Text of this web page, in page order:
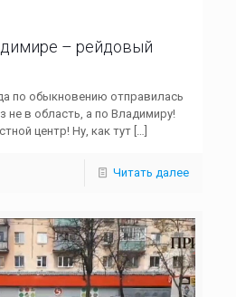
– рейдовый
по обыкновению отправилась
не в область, а по Владимиру!
центр! Ну, как тут[…]
Читать далее